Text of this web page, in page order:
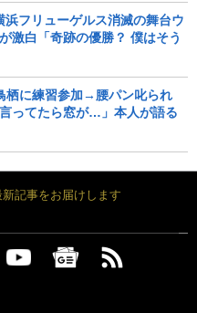
浜フリューゲルス消滅の舞台ウ
激白「奇跡の優勝？ 僕はそう
栖に練習参加→腰パン叱られ
ってたら窓が…」本人が語る
記事をお届けします